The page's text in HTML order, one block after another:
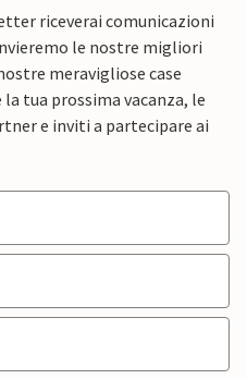
riceverai comunicazioni
le nostre migliori
meravigliose case
tua prossima vacanza, le
e inviti a partecipare ai